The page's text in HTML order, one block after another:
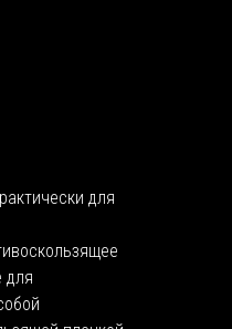
для
для